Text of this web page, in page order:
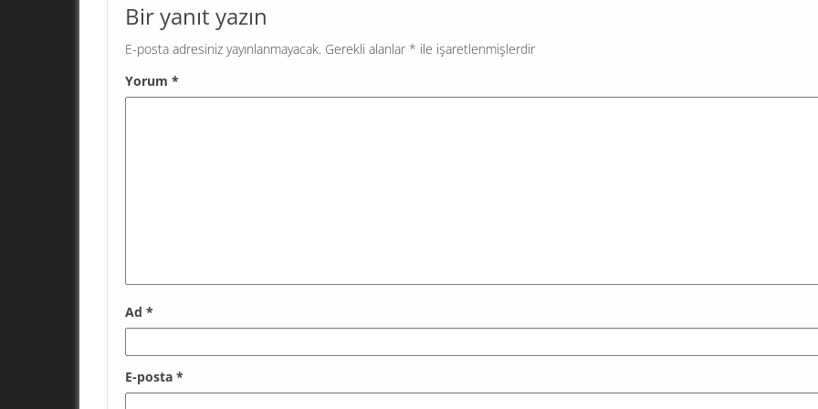
Bir yanıt yazın
E-posta adresiniz yayınlanmayacak. Gerekli alanlar * ile işaretlenmişlerdir
Yorum *
Ad *
E-posta *